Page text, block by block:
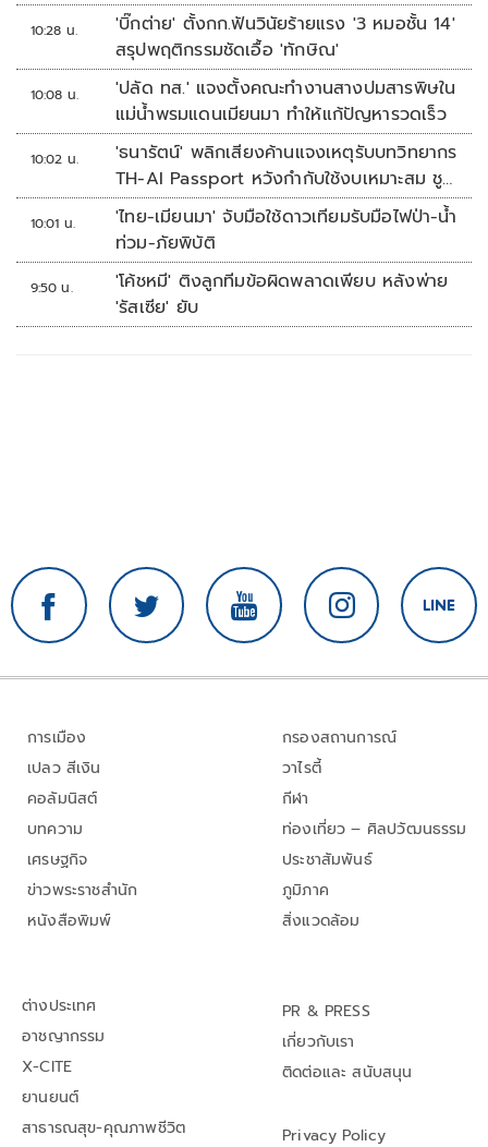
10:28 น.
'บิ๊กต่าย' ตั้งกก.ฟันวินัยร้ายแรง '3 หมอชั้น 14'
สรุปพฤติกรรมชัดเอื้อ 'ทักษิณ'
10:08 น.
'ปลัด ทส.' แจงตั้งคณะทำงานสางปมสารพิษใน
แม่น้ำพรมแดนเมียนมา ทำให้แก้ปัญหารวดเร็ว
10:02 น.
'ธนารัตน์' พลิกเสียงค้านแจงเหตุรับบทวิทยากร
TH-AI Passport หวังกำกับใช้งบเหมาะสม ชู
จุดเด่นคนไทยได้ใช้ AI ระดับโปร ลดเหลื่อมล้ำ
ทางเทคโนโลยี เซฟงบไปกว่า900ล้าน เชื่อหาก
ใช้เต็มที่เอกชนขาดทุนย่อยยับ
10:01 น.
'ไทย-เมียนมา' จับมือใช้ดาวเทียมรับมือไฟป่า-น้ำ
ท่วม-ภัยพิบัติ
9:50 น.
'โค้ชหมี' ติงลูกทีมข้อผิดพลาดเพียบ หลังพ่าย
'รัสเซีย' ยับ
การเมือง
เปลว สีเงิน
คอลัมนิสต์
บทความ
เศรษฐกิจ
ข่าวพระราชสำนัก
หนังสือพิมพ์
กรองสถานการณ์
วาไรตี้
กีฬา
ท่องเที่ยว – ศิลปวัฒนธรรม
ประชาสัมพันธ์
ภูมิภาค
สิ่งแวดล้อม
ต่างประเทศ
อาชญากรรม
X-CITE
ยานยนต์
สาธารณสุข-คุณภาพชีวิต
PR & PRESS
เกี่ยวกับเรา
ติดต่อและ สนับสนุน
Privacy Policy